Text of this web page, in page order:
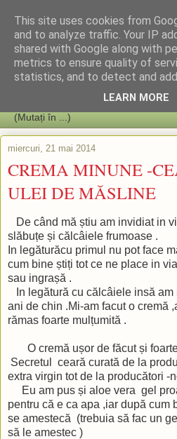
miercuri, 21 mai 2014
CREMA MINUNE -
ULEI DE MĂSLINE
De când mă știu am invidiat in
slăbuțe și călcâiele frumoase .
In legăturăcu primul nu pot face
cum bine știți tot ce ne place in
sau ingrașă .
In legătură cu călcâiele insă am
ani de chin .Mi-am facut o cremă
rămas foarte mulțumită .
O cremă ușor de făcut și
Secretul ceară curată de la
extra virgin tot de la producători -
Eu am pus și aloe vera gel
pentru că e ca apa ,iar după cum
se amestecă (trebuia să fac un
să le amestec )
This site uses cookies from
and to analyze traffic. Your IP
shared with Google along with
metrics to ensure quality of
statistics, and to detect and
LEARN MORE